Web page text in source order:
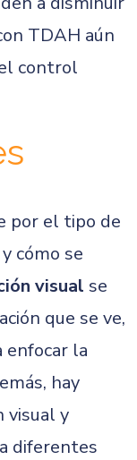
TDAH aún
control
por el tipo de
cómo se
visual se
que se ve,
enfocar la
hay
visual y
diferentes